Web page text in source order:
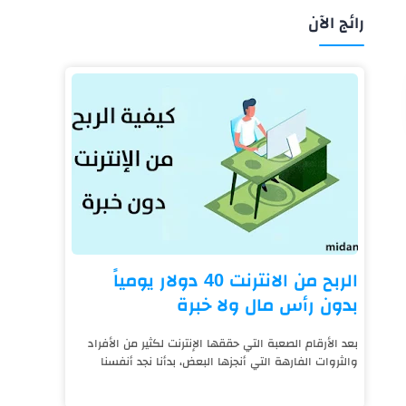
رائج الآن
الربح من الانترنت 40 دولار يومياً
بدون رأس مال ولا خبرة
بعد الأرقام الصعبة التي حققها الإنترنت لكثير من الأفراد
والثروات الفارهة التي أنجزها البعض، بدأنا نجد أنفسنا